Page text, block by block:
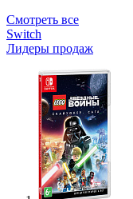
Смотреть все
Switch
Лидеры продаж